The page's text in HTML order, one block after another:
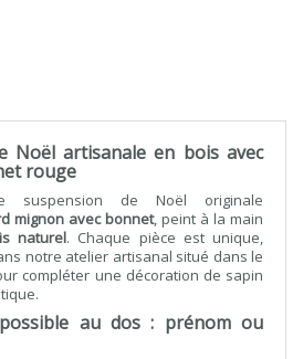
Noël artisanale en bois avec
rouge
suspension de Noël originale
mignon avec bonnet, peint à la main
naturel. Chaque pièce est unique,
notre atelier artisanal situé dans le
compléter une décoration de sapin
au dos : prénom ou